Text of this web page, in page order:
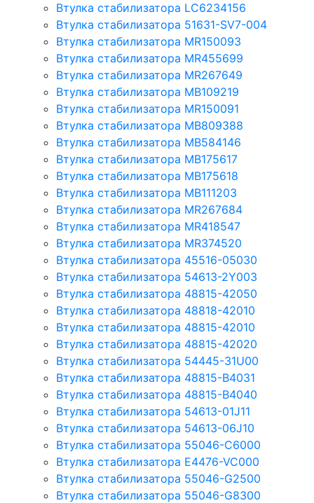
Втулка стабилизатора LC6234156
Втулка стабилизатора 51631-SV7-004
Втулка стабилизатора MR150093
Втулка стабилизатора MR455699
Втулка стабилизатора MR267649
Втулка стабилизатора MB109219
Втулка стабилизатора MR150091
Втулка стабилизатора MB809388
Втулка стабилизатора MB584146
Втулка стабилизатора MB175617
Втулка стабилизатора MB175618
Втулка стабилизатора MB111203
Втулка стабилизатора MR267684
Втулка стабилизатора MR418547
Втулка стабилизатора MR374520
Втулка стабилизатора 45516-05030
Втулка стабилизатора 54613-2Y003
Втулка стабилизатора 48815-42050
Втулка стабилизатора 48818-42010
Втулка стабилизатора 48815-42010
Втулка стабилизатора 48815-42020
Втулка стабилизатора 54445-31U00
Втулка стабилизатора 48815-B4031
Втулка стабилизатора 48815-B4040
Втулка стабилизатора 54613-01J11
Втулка стабилизатора 54613-06J10
Втулка стабилизатора 55046-C6000
Втулка стабилизатора E4476-VC000
Втулка стабилизатора 55046-G2500
Втулка стабилизатора 55046-G8300